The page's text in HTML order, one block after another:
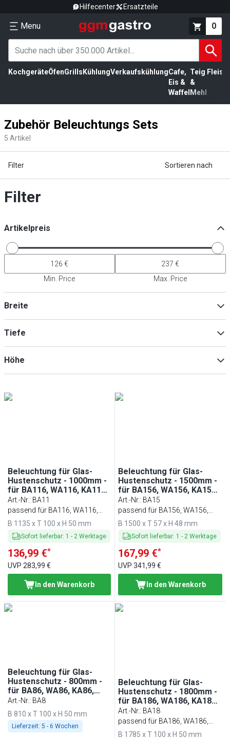
Hilfecenter Ersatzteile
Menu 0
KochgeräteÖfenGrills KühlungVerkaufskühlungCafe,
Eis &
Waffel
Teig
&
Mehl
Zubehör Beleuchtungs Sets
5 Artikel
Filter Sortieren nach
Filter
Artikelpreis
Min. Price Max. Price
Breite
Tiefe
Höhe
Beleuchtung für Glas-
Hustenschutz - 1000mm -
für BA116, WA116, KA116,
PA116 & EA116
Art.-Nr.: BA11
passend für BA116, WA116,
KA116, PA116 & EA116
B 1135 x T 100 x H 50 mm
Sofort lieferbar: 1 - 2 Werktage
136,99 €*
UVP 283,99 €
In den Warenkorb
Beleuchtung für Glas-
Hustenschutz - 1500mm -
für BA156, WA156, KA156,
PA156 & EA156
Art.-Nr.: BA15
passend für BA156, WA156,
KA156, PA156 & EA156
B 1500 x T 57 x H 48 mm
Sofort lieferbar: 1 - 2 Werktage
167,99 €*
UVP341,99 €
In den Warenkorb
Beleuchtung für Glas-
Hustenschutz - 800mm -
für BA86, WA86, KA86,
PA86 & EA86
Art.-Nr.: BA8
B 810 x T 100 x H 50 mm
Lieferzeit: 5 - 6 Wochen
Beleuchtung für Glas-
Hustenschutz - 1800mm -
für BA186, WA186, KA186,
PA186 & EA186
Art.-Nr.: BA18
passend für BA186, WA186,
KA186, PA186 & EA186
B 1785 x T 100 x H 50 mm